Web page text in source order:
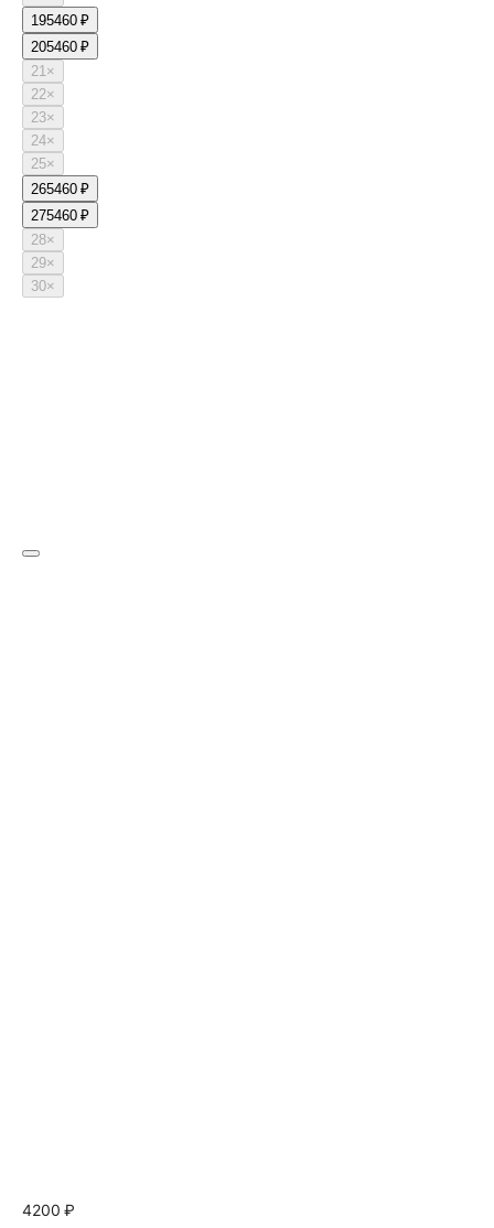
195460 ₽
205460 ₽
21×
22×
23×
24×
25×
265460 ₽
275460 ₽
28×
29×
30×
4200 ₽